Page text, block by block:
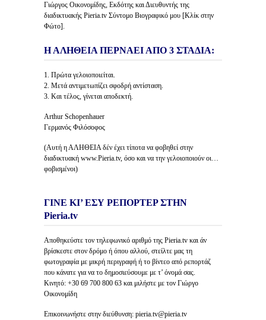
Γιώργος Οικονομίδης, Εκδότης και Διευθυντής της
διαδικτυακής Pieria.tv Σύντομο Βιογραφικό μου [Κλίκ στην
Φώτο].
Η ΑΛΗΘΕΙΑ ΠΕΡΝΑΕΙ ΑΠΟ 3 ΣΤΑΔΙΑ:
1. Πρώτα γελοιοποιείται.
2. Μετά αντιμετωπίζει σφοδρή αντίσταση.
3. Και τέλος, γίνεται αποδεκτή.
Arthur Schopenhauer
Γερμανός Φιλόσοφος
(Αυτή η ΑΛΗΘΕΙΑ δέν έχει τίποτα να φοβηθεί στην
διαδικτυακή www.Pieria.tv, όσο και να την γελοιοποιούν οι…
φοβισμένοι)
ΓΙΝΕ ΚΙ’ ΕΣΥ ΡΕΠΟΡΤΕΡ ΣΤΗΝ
Pieria.tv
Αποθηκεύστε τον τηλεφωνικό αριθμό της Pieria.tv και άν
βρίσκεστε στον δρόμο ή όπου αλλού, στείλτε μας τη
φωτογραφία με μικρή περιγραφή ή το βίντεο από ρεπορτάζ
που κάνατε για να το δημοσιεύσουμε με τ’ όνομά σας.
Κινητό: +30 69 700 800 63 και μιλήστε με τον Γιώργο
Οικονομίδη
Επικοινωνήστε στην διεύθυνση: pieria.tv@pieria.tv